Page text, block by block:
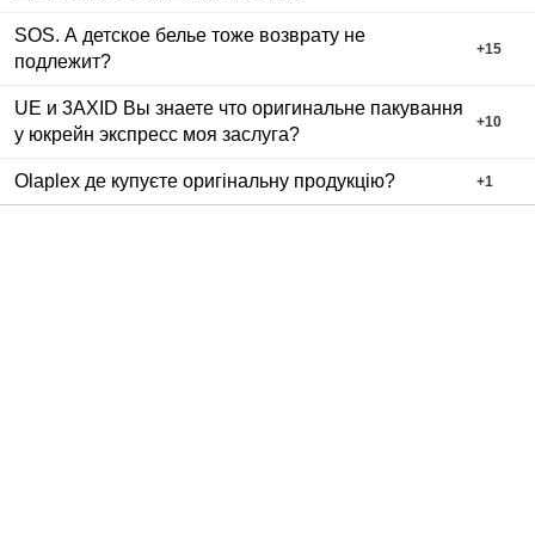
SOS. А детское белье тоже возврату не
подлежит?
+15
UE и 3AXID Вы знаете что оригинальне пакування
у юкрейн экспресс моя заслуга?
+10
Olaplex де купуєте оригінальну продукцію? +1